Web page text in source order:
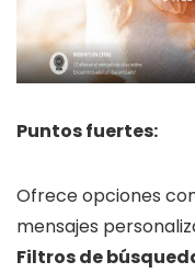
Puntos fuertes:
Ofrece opciones
mensajes
Filtros de